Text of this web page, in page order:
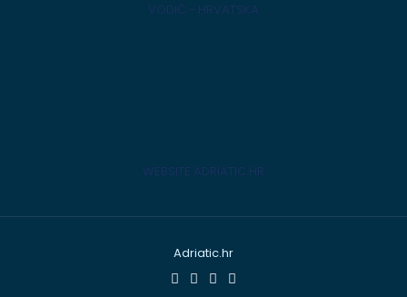
VODIČ - HRVATSKA
WEBSITE ADRIATIC.HR
Adriatic.hr